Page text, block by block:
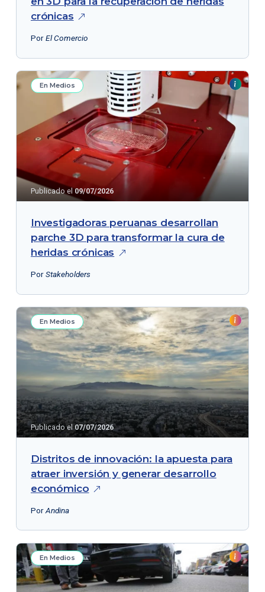
crónicas
PorEl Comercio
En Medios
Publicado el09/07/2026
Investigadoras peruanas desarrollan
parche 3D para transformar la cura de
heridas crónicas
PorStakeholders
En Medios
Publicado el 07/07/2026
Distritos de innovación: la apuesta para
atraer inversión y generar desarrollo
económico
PorAndina
En Medios